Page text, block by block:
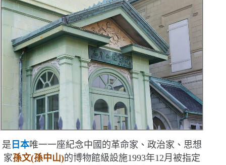
是 日本唯一一座紀念中國的革命家、政治家、思想
家孫文(孫中山)的博物館級設施1993年12月被指定